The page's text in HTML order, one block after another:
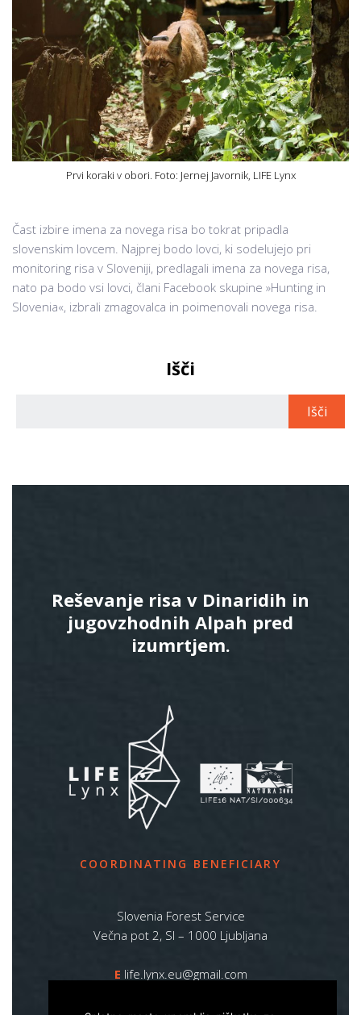
Prvi koraki v obori. Foto: Jernej Javornik, LIFE Lynx
Čast izbire imena za novega risa bo tokrat pripadla
slovenskim lovcem. Najprej bodo lovci, ki sodelujejo pri
monitoring risa v Sloveniji, predlagali imena za novega risa,
nato pa bodo vsi lovci, člani Facebook skupine »Hunting in
Slovenia«, izbrali zmagovalca in poimenovali novega risa.
Išči
Reševanje risa v Dinaridih in
jugovzhodnih Alpah pred
izumrtjem.
COORDINATING BENEFICIARY
Slovenia Forest Service
Večna pot 2, SI – 1000 Ljubljana
E life.lynx.eu@gmail.com